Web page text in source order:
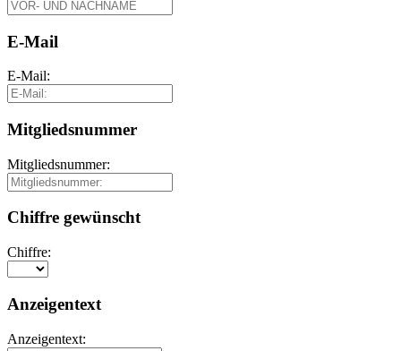
E-Mail
E-Mail:
Mitgliedsnummer
Mitgliedsnummer:
Chiffre gewünscht
Chiffre:
Anzeigentext
Anzeigentext: